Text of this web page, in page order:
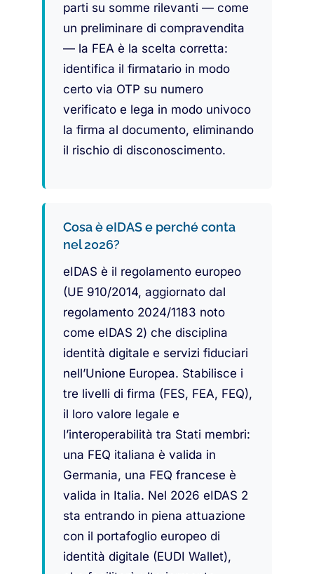
parti su somme rilevanti — come
un preliminare di compravendita
— la FEA è la scelta corretta:
identifica il firmatario in modo
certo via OTP su numero
verificato e lega in modo univoco
la firma al documento, eliminando
il rischio di disconoscimento.
Cosa è eIDAS e perché conta
nel 2026?
eIDAS è il regolamento europeo
(UE 910/2014, aggiornato dal
regolamento 2024/1183 noto
come eIDAS 2) che disciplina
identità digitale e servizi fiduciari
nell’Unione Europea. Stabilisce i
tre livelli di firma (FES, FEA, FEQ),
il loro valore legale e
l’interoperabilità tra Stati membri:
una FEQ italiana è valida in
Germania, una FEQ francese è
valida in Italia. Nel 2026 eIDAS 2
sta entrando in piena attuazione
con il portafoglio europeo di
identità digitale (EUDI Wallet),